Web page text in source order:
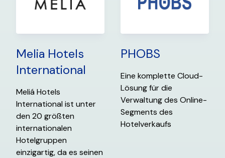
Melia Hotels
International
Meliá Hotels
International ist unter
den 20 größten
internationalen
Hotelgruppen
einzigartig, da es seinen
PHOBS
Eine komplette Cloud-
Lösung für die
Verwaltung des Online-
Segments des
Hotelverkaufs